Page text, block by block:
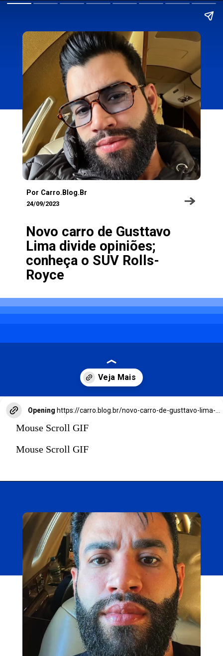
Por Carro.Blog.Br
24/09/2023
Novo carro de Gusttavo
Lima divide opiniões;
conheça o SUV Rolls-
Royce
Opening https://carro.blog.br/novo-carro-de-gusttavo-lima-e-um-rolls-royce-rebaixado.html
Mouse Scroll GIF
Mouse Scroll GIF